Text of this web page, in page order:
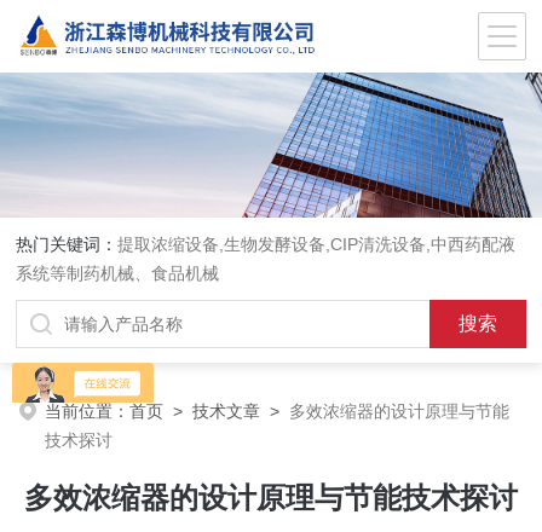
热门关键词：提取浓缩设备,生物发酵设备,CIP清洗设备,中西药配液
系统等制药机械、食品机械
当前位置：首页 >技术文章 > 多效浓缩器的设计原理与节能
技术探讨
多效浓缩器的设计原理与节能技术探讨